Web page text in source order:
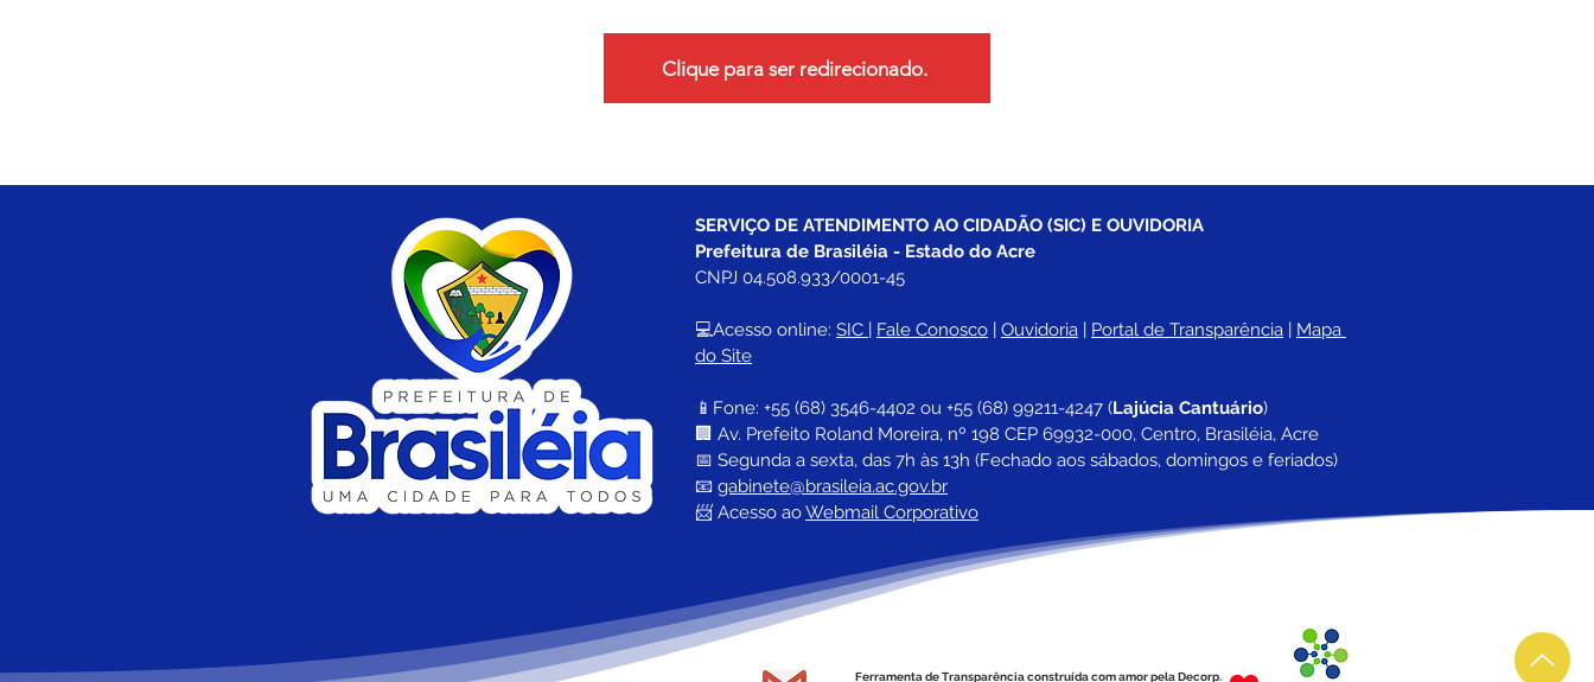
Clique para ser redirecionado.
SERVIÇO DE ATENDIMENTO AO CIDADÃO (SIC) E OUVIDORIA
Prefeitura de Brasiléia - Estado do Acre
CNPJ 04.508.933/0001-45
💻Acesso online: SIC | Fale Conosco | Ouvidoria | Portal de Transparência | Mapa
do Site
📱Fone: +55 (68) 3546-4402 ou +55 (68) 99211-4247 (Lajúcia Cantuário)
🏢 Av. Prefeito Roland Moreira, nº 198 CEP 69932-000, Centro, Brasiléia, Acre
📅 Segunda a sexta, das 7h às 13h (Fechado aos sábados, domingos e feriados)
📧 gabinete@brasileia.ac.gov.br
📨 Acesso ao Webmail Corporativo
Ferramenta de Transparência construída com amor pela Decorp.